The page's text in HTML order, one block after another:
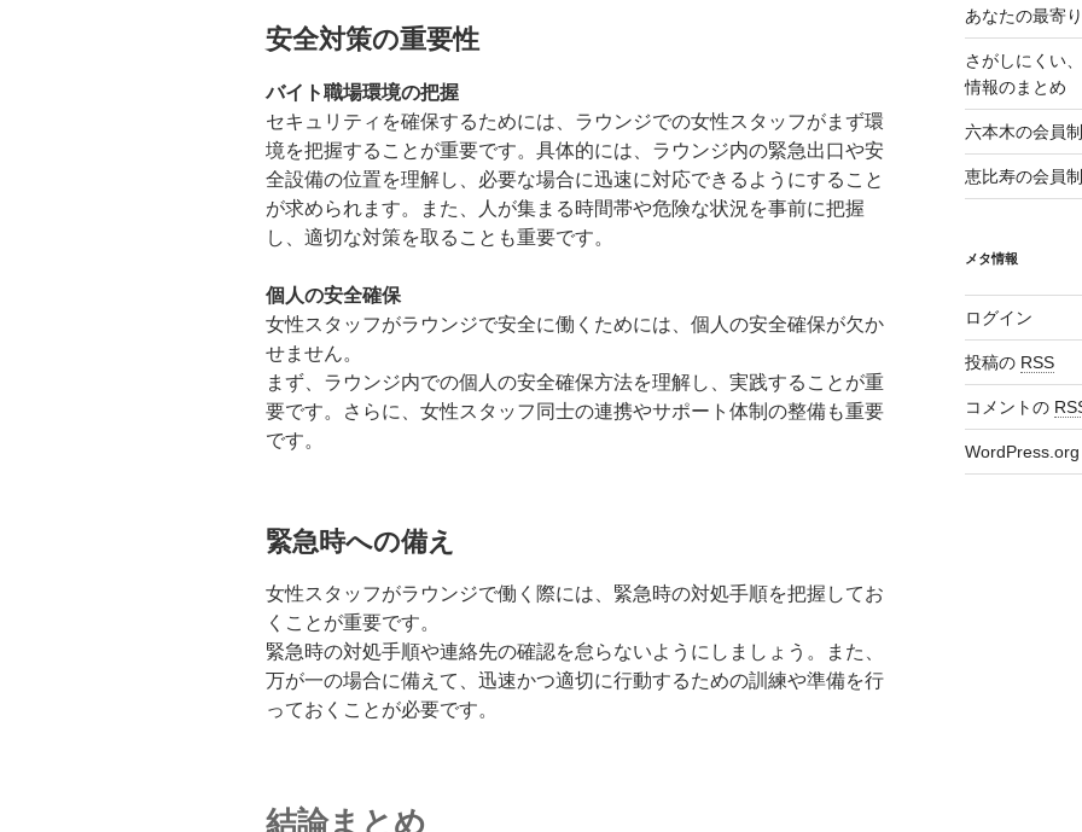
安全対策の重要性
バイト職場環境の把握
セキュリティを確保するためには、ラウンジでの女性スタッフがまず環
境を把握することが重要です。具体的には、ラウンジ内の緊急出口や安
全設備の位置を理解し、必要な場合に迅速に対応できるようにすること
が求められます。また、人が集まる時間帯や危険な状況を事前に把握
し、適切な対策を取ることも重要です。
個人の安全確保
女性スタッフがラウンジで安全に働くためには、個人の安全確保が欠か
せません。
まず、ラウンジ内での個人の安全確保方法を理解し、実践することが重
要です。さらに、女性スタッフ同士の連携やサポート体制の整備も重要
です。
緊急時への備え
女性スタッフがラウンジで働く際には、緊急時の対処手順を把握してお
くことが重要です。
緊急時の対処手順や連絡先の確認を怠らないようにしましょう。また、
万が一の場合に備えて、迅速かつ適切に行動するための訓練や準備を行
っておくことが必要です。
結論まとめ
あなたの最寄
さがしにくい
情報のまとめ
六本木の会員
恵比寿の会員
メタ情報
ログイン
投稿の RSS
コメントの
WordPress.org